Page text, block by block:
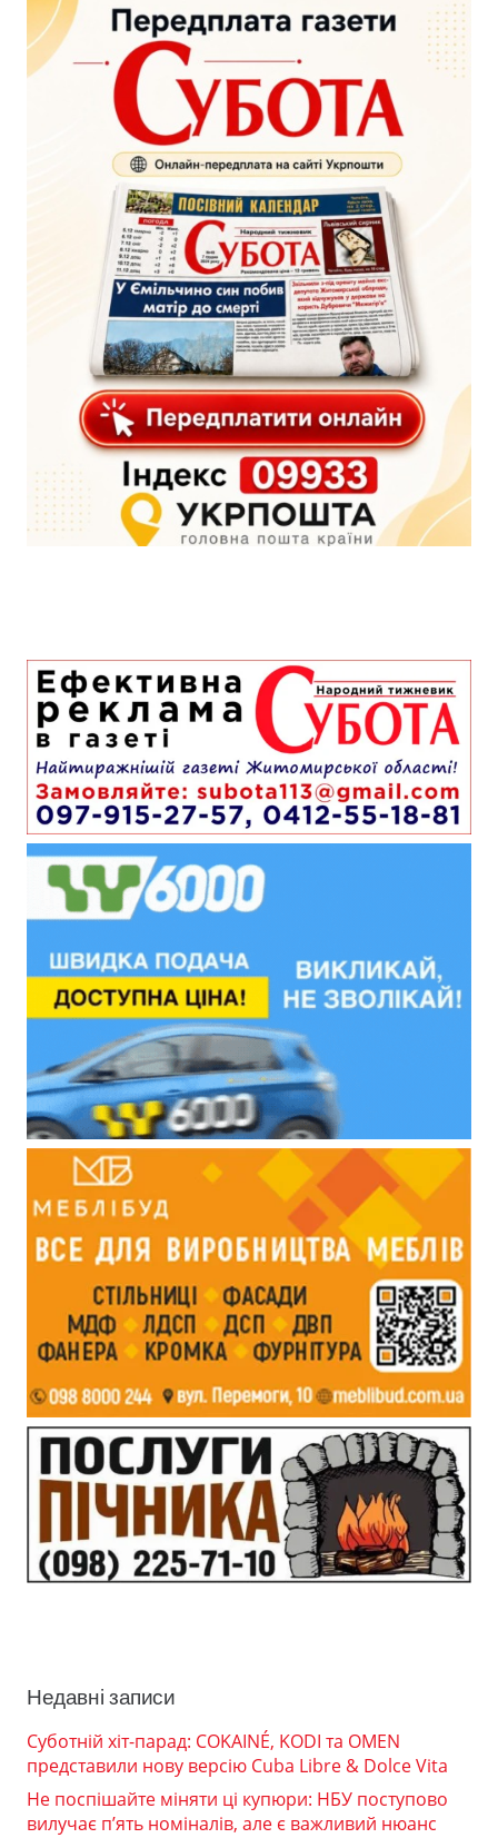
Недавні записи
Суботній хіт-парад: COKAINÉ, KODI та OMEN
представили нову версію Cuba Libre & Dolce Vita
Не поспішайте міняти ці купюри: НБУ поступово
вилучає п’ять номіналів, але є важливий нюанс